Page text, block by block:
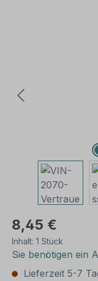
8,45 €
Inhalt: 1 Stück
Sie benötigen ein
Lieferzeit 5-7